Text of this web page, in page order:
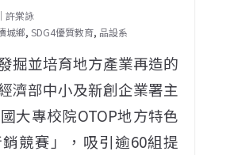
許棠詠
城鄉, SDG4優質教育, 品設系
掘並培育地方產業再造的
濟部中小及新創企業署主
大專校院OTOP地方特色
競賽」，吸引逾60組提